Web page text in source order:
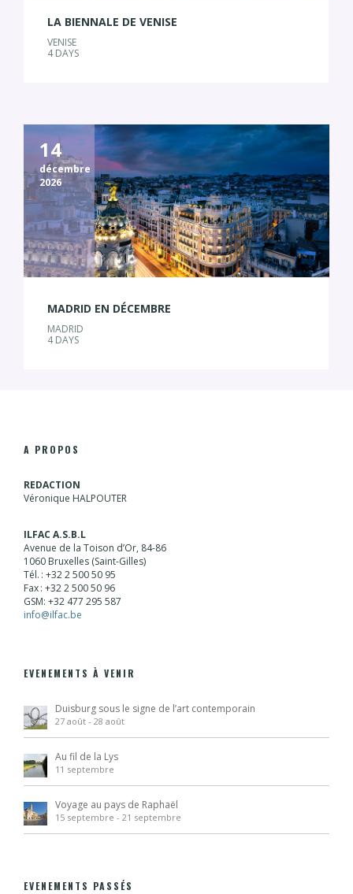
LA BIENNALE DE VENISE
VENISE
4 DAYS
14
décembre
2026
MADRID EN DÉCEMBRE
MADRID
4 DAYS
A PROPOS
REDACTION
Véronique HALPOUTER
ILFAC A.S.B.L
Avenue de la Toison d’Or, 84-86
1060 Bruxelles (Saint-Gilles)
Tél. : +32 2 500 50 95
Fax : +32 2 500 50 96
GSM: +32 477 295 587
info@ilfac.be
EVENEMENTS À VENIR
Duisburg sous le signe de l’art contemporain
27 août - 28 août
Au fil de la Lys
11 septembre
Voyage au pays de Raphaël
15 septembre - 21 septembre
EVENEMENTS PASSÉS